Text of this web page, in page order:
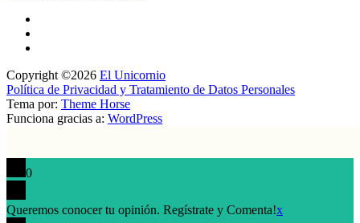
Copyright ©2026 El Unicornio
Política de Privacidad y Tratamiento de Datos Personales
Tema por: Theme Horse
Funciona gracias a: WordPress
0
Queremos conocer tu opinión. Regístrate y Comenta!x